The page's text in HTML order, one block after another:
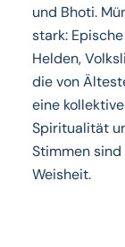
und Bhoti.
stark:
Helden,
die von
eine
Spiritualität
Stimmen
Weisheit.